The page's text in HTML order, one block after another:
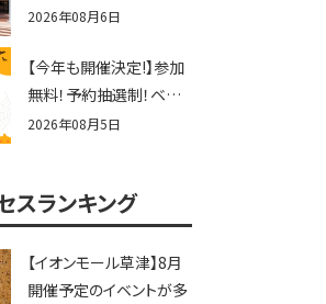
夏休みイベントまとめ！
辛グルメ・フォトコンテス
トまで盛りだくさん！
2026年08月6日
【今年も開催決定!】参加
無料！予約抽選制！ベビ
ーファミリー必見☆入場
2026！親子で楽しもう
♪inピエリ守山
2026年08月5日
スランキング
【イオンモール草津】8月
開催予定のイベントが多